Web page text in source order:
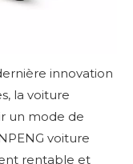
innovation
la voiture
un mode de
voiture
rentable et